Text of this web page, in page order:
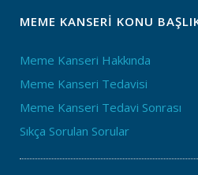
MEME KANSERI KONU
Meme Kanseri Hakkında
Meme Kanseri Tedavisi
Meme Kanseri Tedavi Sonrası
Sıkça Sorulan Sorular